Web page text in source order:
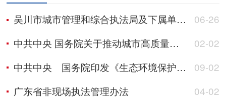
吴川市城市管理和综合执法局及下属单位综合性涉企收费目录清单
06-26
中共中央 国务院关于推动城市高质量发展的意见
02-02
中共中央 国务院印发《生态环境保护督察工作条例》
09-02
广东省非现场执法管理办法
04-02